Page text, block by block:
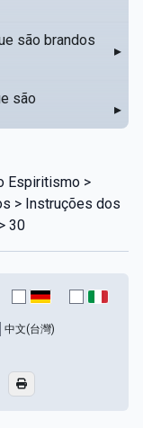
são brandos
▸
são
▸
esquerda o
vossa mãe
salvação
Espiritismo >
> Instruções dos
30
中文(台灣)